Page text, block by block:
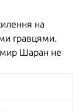
на
гравцями.
Шаран не